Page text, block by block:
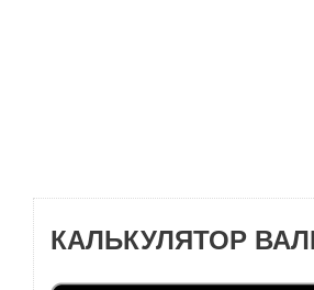
КАЛЬКУЛЯТОР